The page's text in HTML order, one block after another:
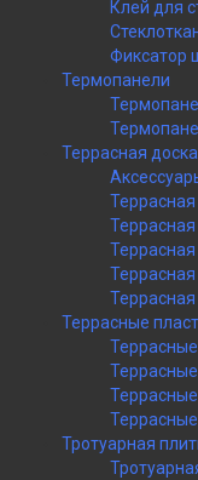
Клей для
Фиксатор
Термопанели
Террасная доска
Террасные
Террасные
Тротуарная